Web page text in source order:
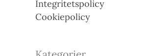
Integritetspolicy
Cookiepolicy